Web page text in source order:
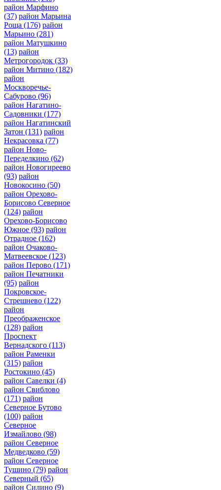
район Марфино
(37) район Марьина
Роща (176) район
Марьино (281)
район Матушкино
(13) район
Метрогородок (33)
район Митино (182)
район
Москворечье-
Сабурово (96)
район Нагатино-
Садовники (177)
район Нагатинский
Затон (131) район
Некрасовка (77)
район Ново-
Переделкино (62)
район Новогиреево
(93) район
Новокосино (50)
район Орехово-
Борисово Северное
(124) район
Орехово-Борисово
Южное (93) район
Отрадное (162)
район Очаково-
Матвеевское (123)
район Перово (171)
район Печатники
(95) район
Покровское-
Стрешнево (122)
район
Преображенское
(128) район
Проспект
Вернадского (113)
район Раменки
(315) район
Ростокино (45)
район Савелки (4)
район Свиблово
(171) район
Северное Бутово
(100) район
Северное
Измайлово (98)
район Северное
Медведково (59)
район Северное
Тушино (79) район
Северный (65)
район Силино (9)